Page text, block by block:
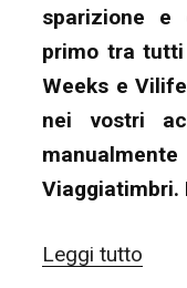
sparizione
primo tra tutti
Weeks e
nei vostri
Viaggiatimbri.
Leggi tutto